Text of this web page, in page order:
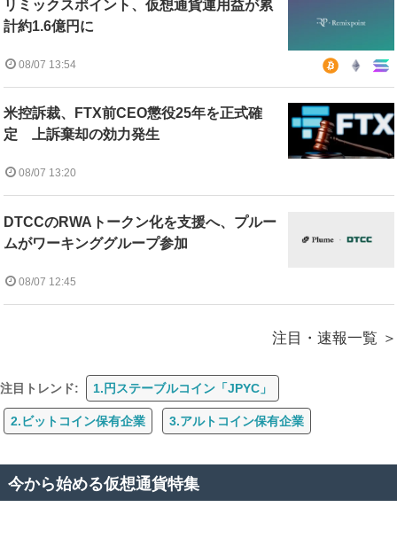
リミックスポイント、仮想通貨運用益が累
計約1.6億円に
08/07 13:54
米控訴裁、FTX前CEO懲役25年を正式確
定 上訴棄却の効力発生
08/07 13:20
DTCCのRWAトークン化を支援へ、プルー
ムがワーキンググループ参加
08/07 12:45
注目・速報一覧
注目トレンド: 1.円ステーブルコイン「JPYC」
2.ビットコイン保有企業 3.アルトコイン保有企業
今から始める仮想通貨特集